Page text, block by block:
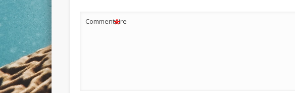
Commentaire
*